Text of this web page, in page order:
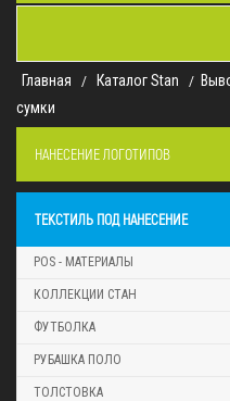
Главная
Каталог Stan
сумки
НАНЕСЕНИЕ ЛОГОТИПОВ
ТЕКСТИЛЬ ПОД НАНЕСЕНИЕ
POS - МАТЕРИАЛЫ
КОЛЛЕКЦИИ СТАН
ФУТБОЛКА
РУБАШКА ПОЛО
ТОЛСТОВКА